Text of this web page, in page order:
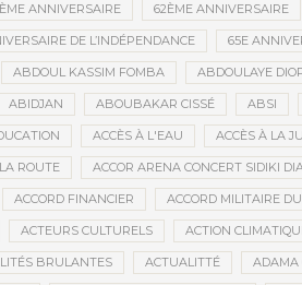
ANNIVERSAIRE 62ÈME ANNIVERSAIRE
DE L’INDÉPENDANCE 65E
ABDOUL KASSIM FOMBA ABDOULAYE
ABIDJAN ABOUBAKAR CISSÉ ABSI
ACCÈS À L'EAU ACCÈS À LA
ROUTE ACCOR ARENA CONCERT SIDIKI
ACCORD FINANCIER ACCORD MILITAIRE
ACTEURS CULTURELS ACTION
BRULANTES ACTUALITTÉ ADAMA